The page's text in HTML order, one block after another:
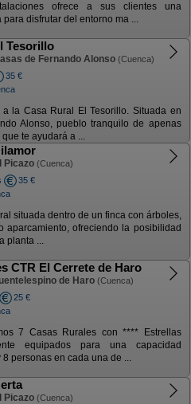
ofrece a sus clientes una
disfrutar del entorno ma ...
Tesorillo
de Fernando Alonso (Cuenca)
35 €
a la Casa Rural El Tesorillo. Situada en
Alonso, pueblo tranquilo de apenas
te ayudará a ...
Picazo (Cuenca)
35 €
situada dentro de un finca con árboles,
aparcamiento, ofreciendo la posibilidad
planta ...
CTR El Cerrete de Haro
de Haro (Cuenca)
25 €
7 Casas Rurales con **** Estrellas
equipados para una capacidad
8 personas en cada una de ...
Picazo (Cuenca)